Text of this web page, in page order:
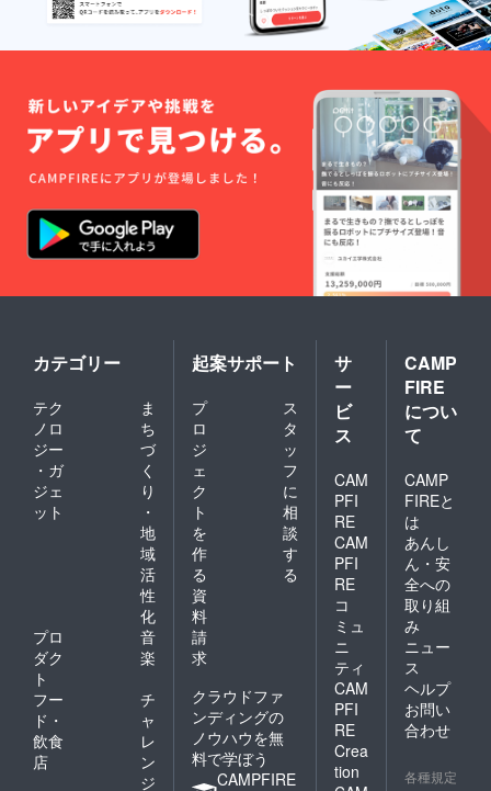
カテゴリー
テク
ノロ
ジー
・ガ
ジェ
ット
ま
ち
づ
く
り
・
地
域
活
性
化
プロ
ダク
ト
音
楽
フー
ド・
飲食
店
チ
ャ
レ
ン
ジ
起案サポート
プ
ロ
ジ
ェ
ク
ト
を
作
る
ス
タ
ッ
フ
に
相
談
す
る
資
料
請
求
クラウドファ
ンディングの
ノウハウを無
料で学ぼう
CAMPFIRE
サ
ー
ビ
ス
CAM
PFI
RE
CAM
PFI
RE
コ
ミュ
ニ
ティ
CAM
PFI
RE
Crea
tion
CAMP
FIRE
につい
て
CAMP
FIREと
は
あんし
ん・安
全への
取り組
み
ニュー
ス
ヘルプ
お問い
合わせ
各種規定